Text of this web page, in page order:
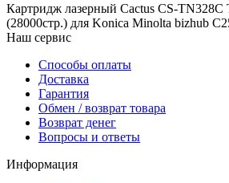
Картридж лазерный Cactus CS-TN328C
(28000стр.) для Konica Minolta bizhub
Наш сервис
Способы оплаты
Доставка
Гарантия
Обмен / возврат товара
Возврат денег
Вопросы и ответы
Информация